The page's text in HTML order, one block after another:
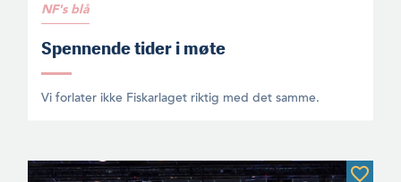
NF's blå
Spennende tider i møte
Vi forlater ikke Fiskarlaget riktig med det samme.